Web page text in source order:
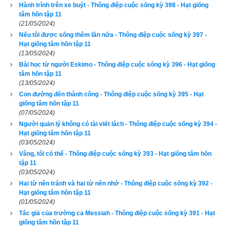
xemvm.com. Lịch vạn niên của chúng tôi không chỉ có các
tính năng cơ bản như đổi lịch dương sang lịch âm,
chi, lịch tiết khí, xem ngày giờ Hoàng Đạo – Hắc Đạo, xem
ngày theo Ngọc hạp thông thư,
mà còn có nhiều tính năng nâng cao khác như
xem ngày
xung khắc với tuổi
theo Lục Diệu
trực), Bành Tổ kỵ nhật
chọn hướng tốt xuất hành
Quỷ Cốc Tử, xem ngày tốt xấu theo dân gian…nên vinh dự
được độc giả bình chọn là phần mềm lịch vạn niên số 1 hiện
nay. Phiên bản lịch vạn niên 2024 hoàn toàn mới của chúng tôi
không những giao diện đẹp, dễ sử dụng mà còn luận giải
chính xác và chi tiết từng mục giúp độc giả dễ dàng lựa chọn
được ngày tốt, giờ đẹp để khởi sự công việc. Hãy thử một lần
để cảm nhận sự khác biệt so với các phần mềm lịch vạn sự
khác.
Hành trình trên xe buýt - Thông điệp cuộc sống kỳ 398 - Hạt giống
tâm hồn tập 11
(21/05/2024)
Nếu tôi được sống thêm lần nữa - Thông điệp cuộc sống kỳ 397 -
Hạt giống tâm hồn tập 11
(13/05/2024)
Bài học từ người Eskimo - Thông điệp cuộc sống kỳ 396 - Hạt giống
tâm hồn tập 11
(13/05/2024)
Con đường đến thành công - Thông điệp cuộc sống kỳ 395 - Hạt
giống tâm hồn tập 11
(07/05/2024)
Người quản lý không có tài viết lách - Thông điệp cuộc sống kỳ 394 -
Hạt giống tâm hồn tập 11
(03/05/2024)
Vâng, tôi có thể - Thông điệp cuộc sống kỳ 393 - Hạt giống tâm hồn
tập 11
(03/05/2024)
Hai từ nên tránh và hai từ nên nhớ - Thông điệp cuộc sống kỳ 392 -
Hạt giống tâm hồn tập 11
(01/05/2024)
Tác giả của trường ca Messiah - Thông điệp cuộc sống kỳ 391 - Hạt
giống tâm hồn tập 11